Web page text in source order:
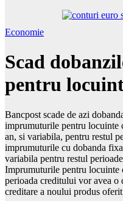
Economie
Scad
pentru
Bancpost scade de azi
imprumuturile pentru locuinte
an, si variabila, pentru restul
imprumuturile cu dobanda
variabila pentru restul
Imprumuturile pentru locuinte
perioada creditului vor avea o
creditare a noului produs